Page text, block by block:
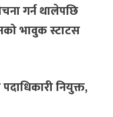
गर्न थालेपछि
भावुक स्टाटस
पदाधिकारी नियुक्त,